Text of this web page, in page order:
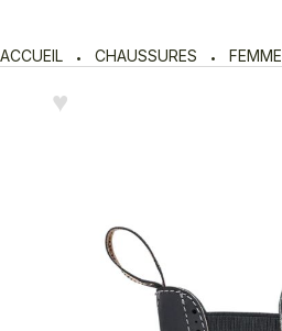
ACCUEIL CHAUSSURES FEMME
♥︎